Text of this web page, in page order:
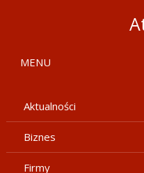
MENU
Aktualności
Biznes
Firmy